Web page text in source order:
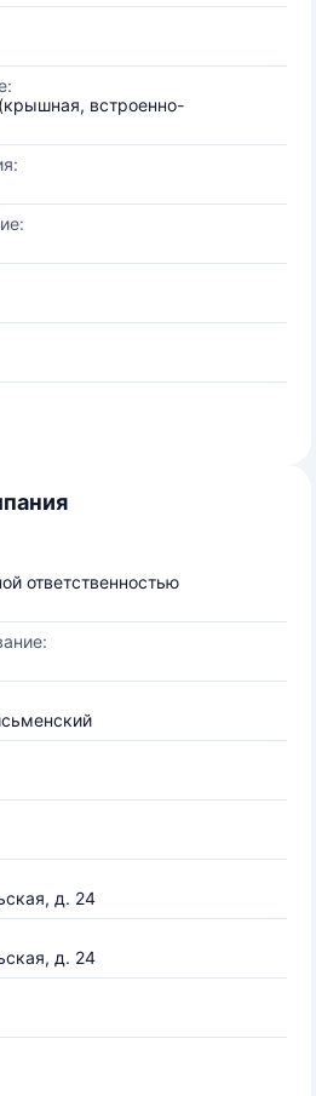
встроенно-
ответственностью
д. 24
д. 24